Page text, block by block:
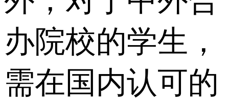
办院校的学生，
需在国内认可的